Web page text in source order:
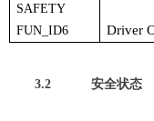
SAFETY
FUN_ID6
Driver
3.2 安全状态